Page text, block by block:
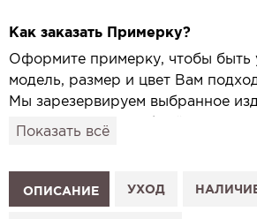
Как заказать Примерку?
Оформите примерку, чтобы быть
модель, размер и цвет Вам
Мы зарезервируем выбранное
привезём его в удобный для вас
1. Выберите изделие на сайте.
2. Нажмите «Заказать примерку»
Показать всё
ОПИСАНИЕ УХОД